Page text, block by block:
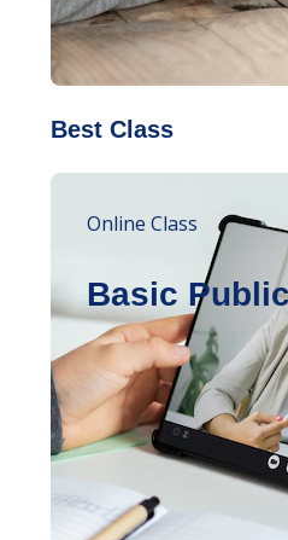
Best Class
Online Class
Basic